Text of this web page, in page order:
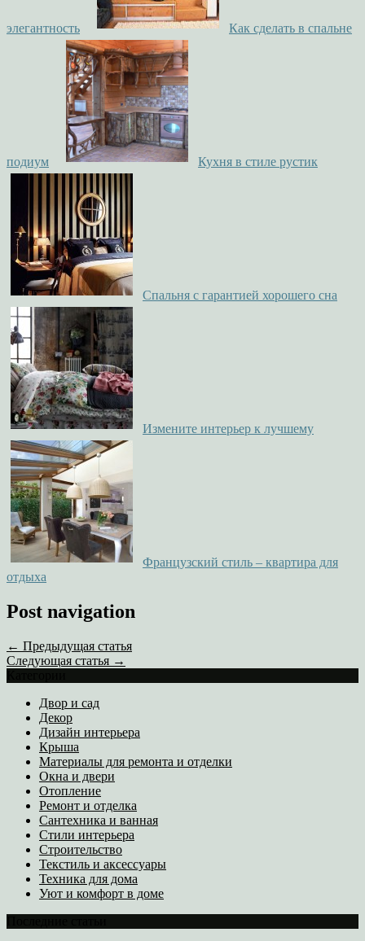
элегантность Как сделать в спальне
подиум Кухня в стиле рустик
Спальня с гарантией хорошего сна
Измените интерьер к лучшему
Французский стиль – квартира для
отдыха
Post navigation
← Предыдущая статья
Следующая статья →
Двор и сад
Декор
Дизайн интерьера
Крыша
Материалы для ремонта и отделки
Окна и двери
Отопление
Ремонт и отделка
Сантехника и ванная
Стили интерьера
Строительство
Текстиль и аксессуары
Техника для дома
Уют и комфорт в доме